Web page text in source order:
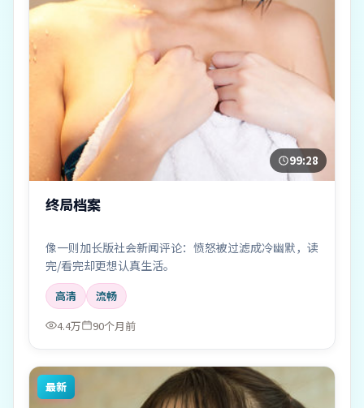
99:28
终局档案
像一则加长版社会新闻评论：愤怒被过滤成冷幽默，读
完/看完却更想认真生活。
高清
流畅
4.4万
90个月前
最新